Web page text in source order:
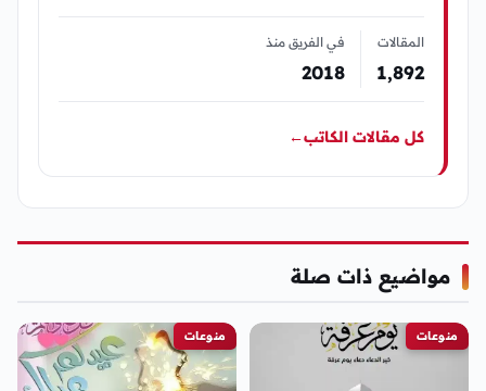
المقالات
1٬892
في الفريق منذ
2018
كل مقالات الكاتب←
مواضيع ذات صلة
منوعات منوعات